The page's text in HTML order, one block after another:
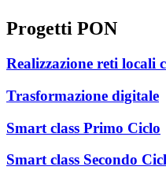
Progetti PON
Realizzazione reti locali
Trasformazione digitale
Smart class Primo Ciclo
Smart class Secondo